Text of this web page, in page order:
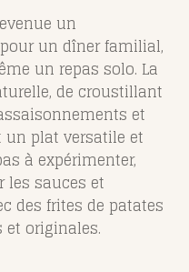
un
un dîner familial,
un repas solo. La
de croustillant
et
un plat versatile et
à expérimenter,
les sauces et
des frites de patates
et originales.